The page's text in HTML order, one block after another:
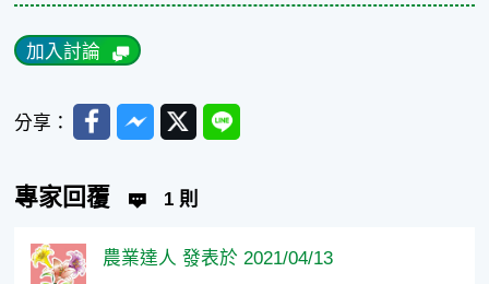
加入討論
分享： FacebookMessenger
TwitterLine
專家回覆 1 則
農業達人 發表於 2021/04/13